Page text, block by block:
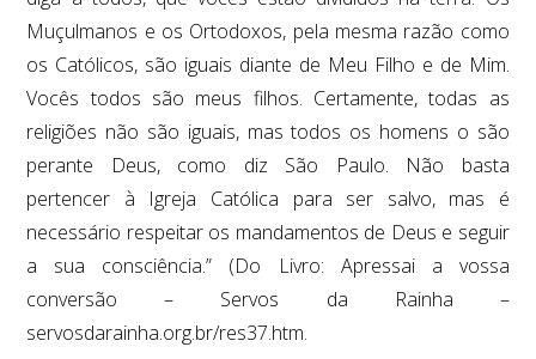
Muçulmanos e os Ortodoxos, pela mesma razão como
os Católicos, são iguais diante de Meu Filho e de Mim.
Vocês todos são meus filhos. Certamente, todas as
religiões não são iguais, mas todos os homens o são
perante Deus, como diz São Paulo. Não basta
pertencer à Igreja Católica para ser salvo, mas é
necessário respeitar os mandamentos de Deus e seguir
a sua consciência.” (Do Livro: Apressai a vossa
conversão – Servos da Rainha –
servosdarainha.org.br/res37.htm.